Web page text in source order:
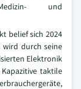
und
belief sich 2024
wird durch seine
Elektronik
taktile